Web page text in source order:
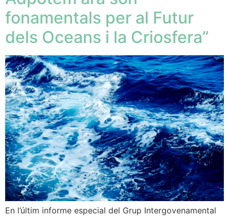
fonamentals per al Futur
dels Oceans i la Criosfera”
En l’últim informe especial del Grup Intergovenamental